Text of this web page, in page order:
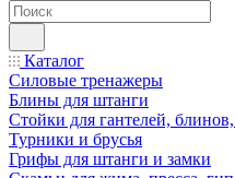
Каталог
Силовые тренажеры
Блины для штанги
Стойки для гантелей,
Турники и брусья
Грифы для штанги и замки